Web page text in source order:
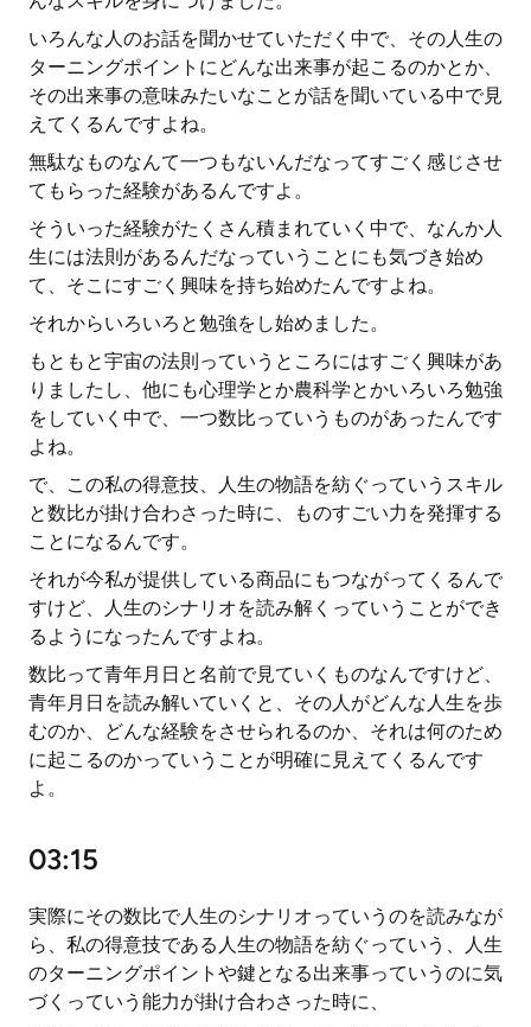
いろんな人のお話を聞かせていただく中で、その人生の
ターニングポイントにどんな出来事が起こるのかとか、
その出来事の意味みたいなことが話を聞いている中で見
えてくるんですよね。
無駄なものなんて一つもないんだなってすごく感じさせ
てもらった経験があるんですよ。
そういった経験がたくさん積まれていく中で、なんか人
生には法則があるんだなっていうことにも気づき始め
て、そこにすごく興味を持ち始めたんですよね。
それからいろいろと勉強をし始めました。
もともと宇宙の法則っていうところにはすごく興味があ
りましたし、他にも心理学とか農科学とかいろいろ勉強
をしていく中で、一つ数比っていうものがあったんです
よね。
で、この私の得意技、人生の物語を紡ぐっていうスキル
と数比が掛け合わさった時に、ものすごい力を発揮する
ことになるんです。
それが今私が提供している商品にもつながってくるんで
すけど、人生のシナリオを読み解くっていうことができ
るようになったんですよね。
数比って青年月日と名前で見ていくものなんですけど、
青年月日を読み解いていくと、その人がどんな人生を歩
むのか、どんな経験をさせられるのか、それは何のため
に起こるのかっていうことが明確に見えてくるんです
よ。
03:15
実際にその数比で人生のシナリオっていうのを読みなが
ら、私の得意技である人生の物語を紡ぐっていう、人生
のターニングポイントや鍵となる出来事っていうのに気
づくっていう能力が掛け合わさった時に、